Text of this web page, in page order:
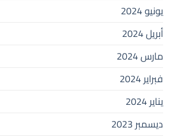
يونيو 2024
أبريل 2024
مارس 2024
فبراير 2024
يناير 2024
ديسمبر 2023